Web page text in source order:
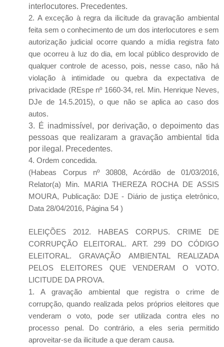
interlocutores. Precedentes.
2. A exceção à regra da ilicitude da gravação ambiental
feita sem o conhecimento de um dos interlocutores e sem
autorização judicial ocorre quando a mídia registra fato
que ocorreu à luz do dia, em local público desprovido de
qualquer controle de acesso, pois, nesse caso, não há
violação à intimidade ou quebra da expectativa de
privacidade (REspe nº 1660-34, rel. Min. Henrique Neves,
DJe de 14.5.2015), o que não se aplica ao caso dos
autos.
3. É inadmissível, por derivação, o depoimento das
pessoas que realizaram a gravação ambiental tida
por ilegal. Precedentes.
4. Ordem concedida.
(Habeas Corpus nº 30808, Acórdão de 01/03/2016,
Relator(a) Min. MARIA THEREZA ROCHA DE ASSIS
MOURA, Publicação: DJE - Diário de justiça eletrônico,
Data 28/04/2016, Página 54 )
ELEIÇÕES 2012. HABEAS CORPUS. CRIME DE
CORRUPÇÃO ELEITORAL. ART. 299 DO CÓDIGO
ELEITORAL. GRAVAÇÃO AMBIENTAL REALIZADA
PELOS ELEITORES QUE VENDERAM O VOTO.
LICITUDE DA PROVA.
1. A gravação ambiental que registra o crime de
corrupção, quando realizada pelos próprios eleitores que
venderam o voto, pode ser utilizada contra eles no
processo penal. Do contrário, a eles seria permitido
aproveitar-se da ilicitude a que deram causa.